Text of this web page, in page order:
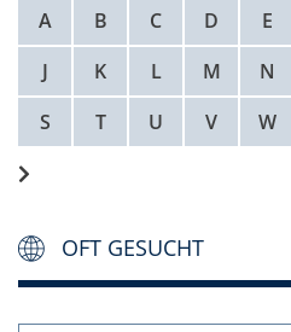
A B C D E
J
K L M N
S
T U V W
OFT GESUCHT